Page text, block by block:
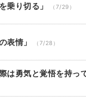
乗り切る」 （7/29）
表情」 （7/28）
は勇気と覚悟を持って